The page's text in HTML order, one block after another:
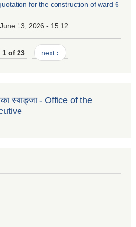
for the construction of ward 6
13, 2026 - 15:12
1 of 23 next ›
स्याङ्जा - Office of the